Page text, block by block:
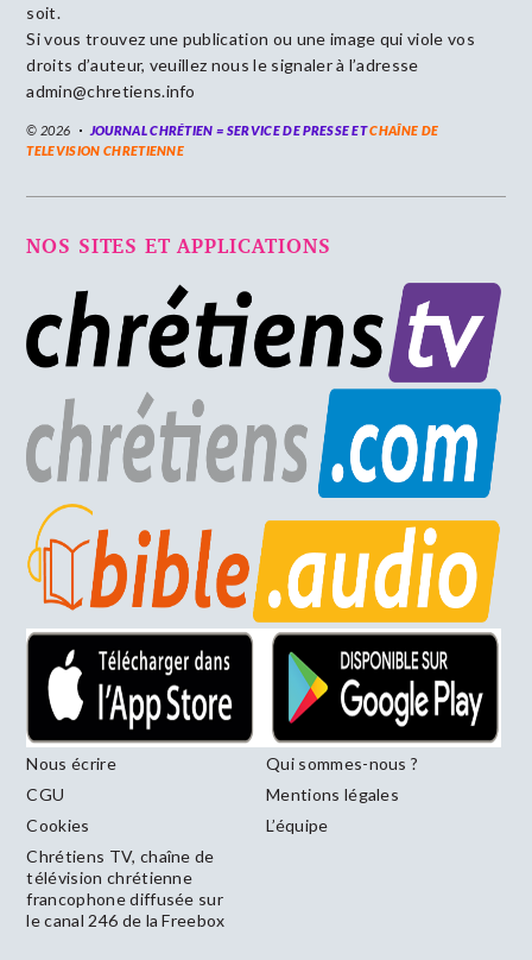
soit.
Si vous trouvez une publication ou une image qui viole vos
droits d’auteur, veuillez nous le signaler à l’adresse
admin@chretiens.info
© 2026 JOURNAL CHRÉTIEN = SERVICE DE PRESSE ETCHAÎNE DE
TELEVISION CHRETIENNE
NOS SITES ET APPLICATIONS
Nous écrire
Qui sommes-nous ?
CGU
Mentions légales
Cookies
L’équipe
Chrétiens TV, chaîne de
télévision chrétienne
francophone diffusée sur
le canal 246 de la Freebox